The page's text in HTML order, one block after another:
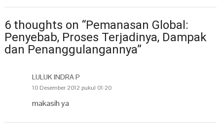
6 thoughts on “Pemanasan Global:
Penyebab, Proses Terjadinya, Dampak
dan Penanggulangannya”
LULUK INDRA P
10 Desember 2012 pukul 01:20
makasih ya